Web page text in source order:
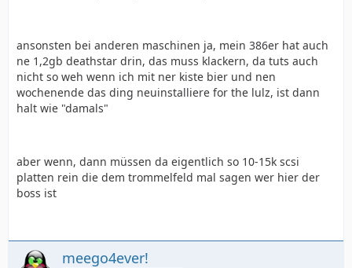
ansonsten bei anderen maschinen ja, mein 386er hat auch
ne 1,2gb deathstar drin, das muss klackern, da tuts auch
nicht so weh wenn ich mit ner kiste bier und nen
wochenende das ding neuinstalliere for the lulz, ist dann
halt wie "damals"
aber wenn, dann müssen da eigentlich so 10-15k scsi
platten rein die dem trommelfeld mal sagen wer hier der
boss ist
meego4ever!